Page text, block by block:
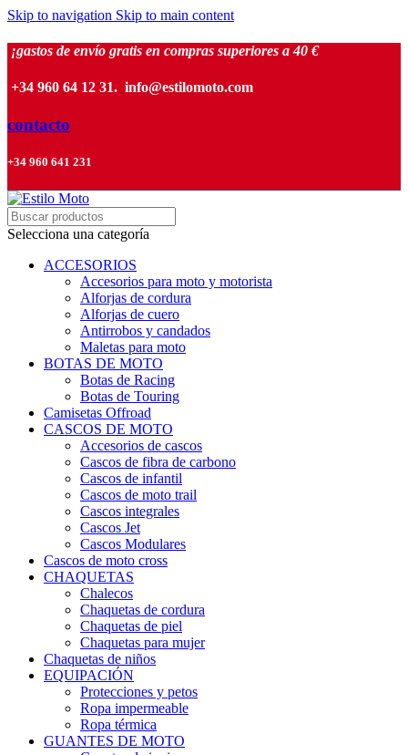
Skip to navigation Skip to main content
¡gastos de envío gratis en compras superiores a 40 €
+34 960 64 12 31. info@estilomoto.com
contacto
+34 960 641 231
Selecciona una categoría
ACCESORIOS
Accesorios para moto y motorista
Alforjas de cordura
Alforjas de cuero
Antirrobos y candados
Maletas para moto
BOTAS DE MOTO
Botas de Racing
Botas de Touring
Camisetas Offroad
CASCOS DE MOTO
Accesorios de cascos
Cascos de fibra de carbono
Cascos de infantil
Cascos de moto trail
Cascos integrales
Cascos Jet
Cascos Modulares
Cascos de moto cross
CHAQUETAS
Chalecos
Chaquetas de cordura
Chaquetas de piel
Chaquetas para mujer
Chaquetas de niños
EQUIPACIÓN
Protecciones y petos
Ropa impermeable
Ropa térmica
GUANTES DE MOTO